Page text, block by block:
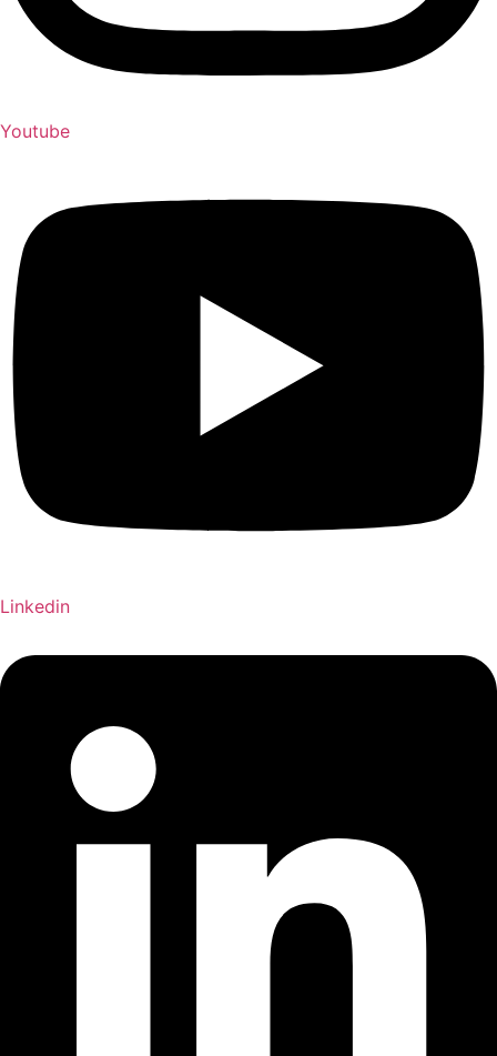
Youtube
Linkedin